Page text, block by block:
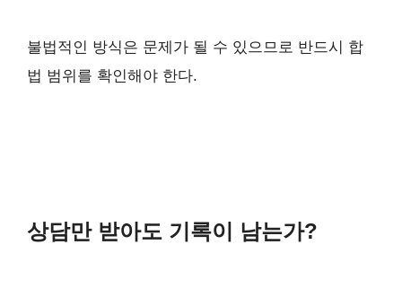
불법적인 방식은 문제가 될 수 있으므로 반드시 합
법 범위를 확인해야 한다.
상담만 받아도 기록이 남는가?